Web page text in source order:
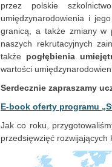
przez polskie
umiędzynarodowienia i
granicą, a także zmiany w
naszych rekrutacyjnych
także pogłębienia
wartości
Serdecznie zapraszamy
E-book oferty programu
Jak co roku,
przedsięwzięć rozwijających